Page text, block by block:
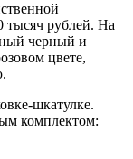
тысяч рублей. На
черный и
цвете,
шкатулке.
комплектом: